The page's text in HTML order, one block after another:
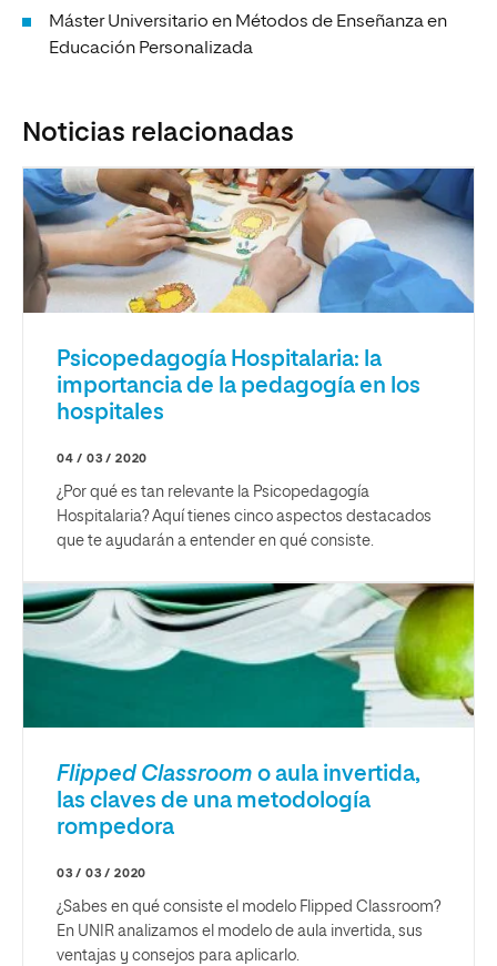
Máster Universitario en Métodos de Enseñanza en
Educación Personalizada
Noticias relacionadas
Psicopedagogía Hospitalaria: la
importancia de la pedagogía en los
hospitales
04 / 03 / 2020
¿Por qué es tan relevante la Psicopedagogía
Hospitalaria? Aquí tienes cinco aspectos destacados
que te ayudarán a entender en qué consiste.
Flipped Classroom o aula invertida,
las claves de una metodología
rompedora
03 / 03 / 2020
¿Sabes en qué consiste el modelo Flipped Classroom?
En UNIR analizamos el modelo de aula invertida, sus
ventajas y consejos para aplicarlo.